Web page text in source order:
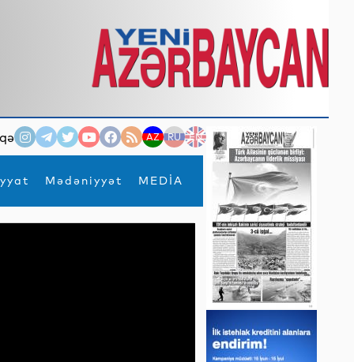
AZ RU EN
Mədəniyyət MEDİA
×